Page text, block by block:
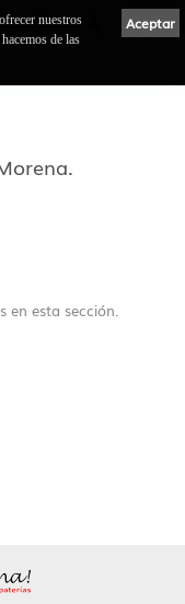
en esta sección.
Aceptar
nuestros
de las